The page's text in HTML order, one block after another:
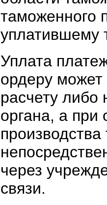
таможенного
уплатившему
Уплата
ордеру может
расчету либо
органа, а при
через
связи.